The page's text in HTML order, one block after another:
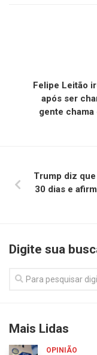
Felipe Leitão
após ser
gente chama
Trump diz
30 dias e
Digite sua
Mais Lidas
OPINIÃO